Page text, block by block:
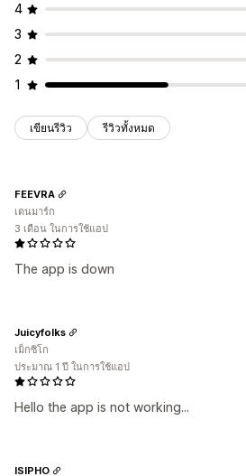
4
3
2
1
เขียนรีวิว รีวิวทั้งหมด
The app is down
FEEVRA
เดนมาร์ก
3 เดือน ในการใช้แอป
Hello the app is not working...
Juicyfolks
เม็กซิโก
ประมาณ 1 ปี ในการใช้แอป
ISIPHO